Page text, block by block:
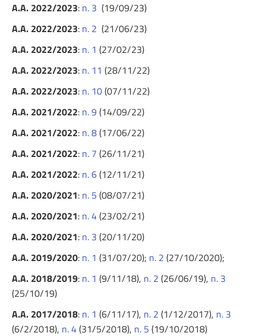
A.A. 2022/2023: n. 3 (19/09/23)
A.A. 2022/2023: n. 2 (21/06/23)
A.A. 2022/2023: n. 1 (27/02/23)
A.A. 2022/2023: n. 11 (28/11/22)
A.A. 2022/2023: n. 10(07/11/22)
A.A. 2021/2022: n. 9(14/09/22)
A.A. 2021/2022: n. 8(17/06/22)
A.A. 2021/2022: n. 7 (26/11/21)
A.A. 2021/2022: n. 6(12/11/21)
A.A. 2020/2021: n. 5 (08/07/21)
A.A. 2020/2021: n. 4(23/02/21)
A.A. 2020/2021: n. 3 (20/11/20)
A.A. 2019/2020: n. 1 (31/07/20); n. 2 (27/10/2020);
A.A. 2018/2019: n. 1 (9/11/18), n. 2 (26/06/19), n. 3
(25/10/19)
A.A. 2017/2018: n. 1 (6/11/17), n. 2 (1/12/2017), n. 3
(6/2/2018), n. 4(31/5/2018), n. 5 (19/10/2018)